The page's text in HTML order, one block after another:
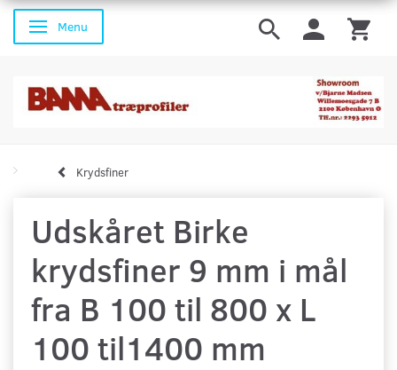
Skifte navigation
Menu
Krydsfiner
Udskåret Birke
krydsfiner 9 mm i mål
fra B 100 til 800 x L
100 til1400 mm